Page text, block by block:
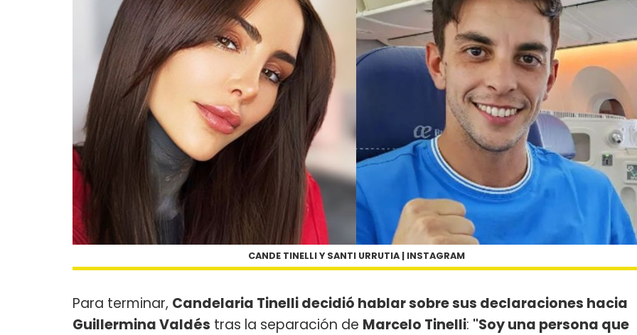
CANDE TINELLI Y SANTI URRUTIA | INSTAGRAM
Para terminar, Candelaria Tinelli decidió hablar sobre sus declaraciones hacia
Guillermina Valdés tras la separación de Marcelo Tinelli: "Soy una persona que